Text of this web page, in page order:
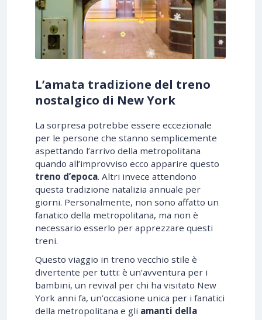
L’amata tradizione del treno
nostalgico di New York
La sorpresa potrebbe essere eccezionale
per le persone che stanno semplicemente
aspettando l’arrivo della metropolitana
quando all’improvviso ecco apparire questo
treno d’epoca. Altri invece attendono
questa tradizione natalizia annuale per
giorni. Personalmente, non sono affatto un
fanatico della metropolitana, ma non è
necessario esserlo per apprezzare questi
treni.
Questo viaggio in treno vecchio stile è
divertente per tutti: è un’avventura per i
bambini, un revival per chi ha visitato New
York anni fa, un’occasione unica per i fanatici
della metropolitana e gli amanti della